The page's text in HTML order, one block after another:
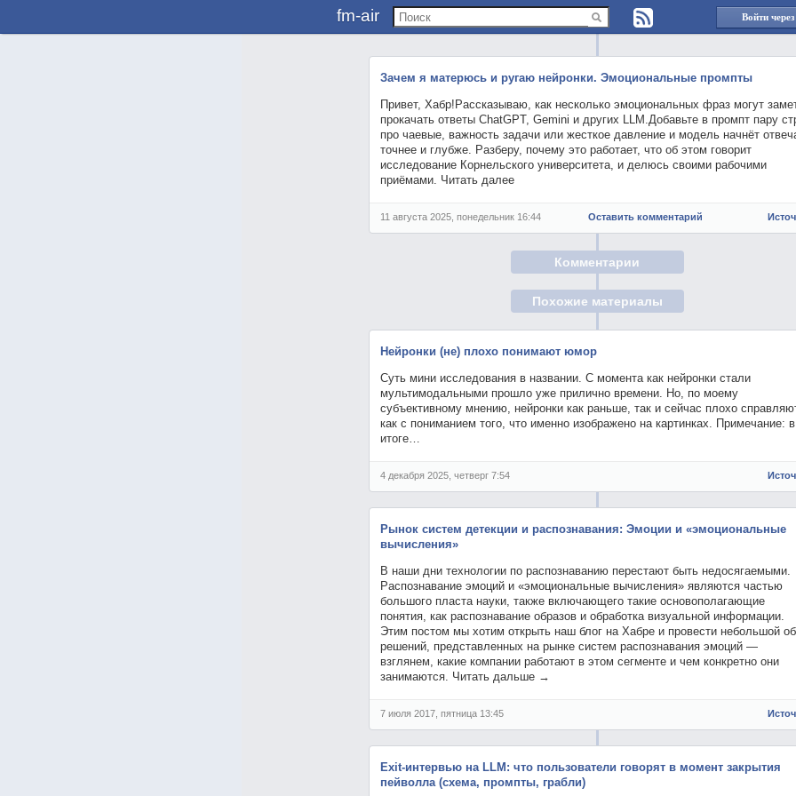
fm-air Войти
Зачем я матерюсь и ругаю нейронки. Эмоциональные промпты
Привет, Хабр!Рассказываю, как несколько эмоциональных фраз могут
прокачать ответы ChatGPT, Gemini и других LLM.Добавьте в промпт пару
про чаевые, важность задачи или жесткое давление и модель начнёт
точнее и глубже. Разберу, почему это работает, что об этом говорит
исследование Корнельского университета, и делюсь своими рабочими
приёмами. Читать далее
11 августа 2025, понедельник 16:44 Оставить комментарий
Комментарии
Похожие материалы
Нейронки (не) плохо понимают юмор
Суть мини исследования в названии. С момента как нейронки стали
мультимодальными прошло уже прилично времени. Но, по моему
субъективному мнению, нейронки как раньше, так и сейчас плохо
как с пониманием того, что именно изображено на картинках. Примечание: в
итоге…
4 декабря 2025, четверг 7:54
Рынок систем детекции и распознавания: Эмоции и «эмоциональные
вычисления»
В наши дни технологии по распознаванию перестают быть недосягаемыми.
Распознавание эмоций и «эмоциональные вычисления» являются частью
большого пласта науки, также включающего такие основополагающие
понятия, как распознавание образов и обработка визуальной информации.
Этим постом мы хотим открыть наш блог на Хабре и провести небольшой
решений, представленных на рынке систем распознавания эмоций —
взглянем, какие компании работают в этом сегменте и чем конкретно они
занимаются. Читать дальше →
7 июля 2017, пятница 13:45
Exit-интервью на LLM: что пользователи говорят в момент закрытия
пейволла (схема, промпты, грабли)